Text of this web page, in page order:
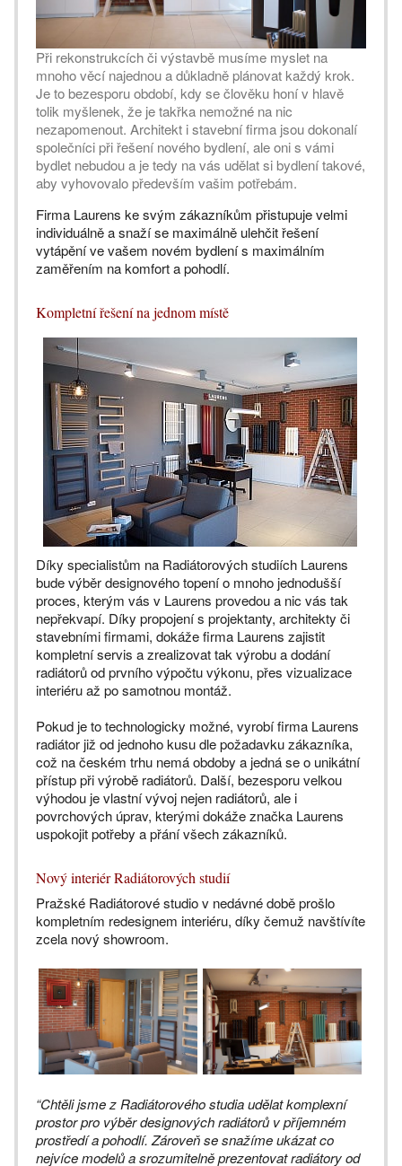
Při rekonstrukcích či výstavbě musíme myslet na
mnoho věcí najednou a důkladně plánovat každý krok.
Je to bezesporu období, kdy se člověku honí v hlavě
tolik myšlenek, že je takřka nemožné na nic
nezapomenout. Architekt i stavební firma jsou dokonalí
společníci při řešení nového bydlení, ale oni s vámi
bydlet nebudou a je tedy na vás udělat si bydlení takové,
aby vyhovovalo především vašim potřebám.
Firma Laurens ke svým zákazníkům přistupuje velmi
individuálně a snaží se maximálně ulehčit řešení
vytápění ve vašem novém bydlení s maximálním
zaměřením na komfort a pohodlí.
Kompletní řešení na jednom místě
Díky specialistům na Radiátorových studiích Laurens
bude výběr designového topení o mnoho jednodušší
proces, kterým vás v Laurens provedou a nic vás tak
nepřekvapí. Díky propojení s projektanty, architekty či
stavebními firmami, dokáže firma Laurens zajistit
kompletní servis a zrealizovat tak výrobu a dodání
radiátorů od prvního výpočtu výkonu, přes vizualizace
interiéru až po samotnou montáž.
Pokud je to technologicky možné, vyrobí firma Laurens
radiátor již od jednoho kusu dle požadavku zákazníka,
což na českém trhu nemá obdoby a jedná se o unikátní
přístup při výrobě radiátorů. Další, bezesporu velkou
výhodou je vlastní vývoj nejen radiátorů, ale i
povrchových úprav, kterými dokáže značka Laurens
uspokojit potřeby a přání všech zákazníků.
Nový interiér Radiátorových studií
Pražské Radiátorové studio v nedávné době prošlo
kompletním redesignem interiéru, díky čemuž navštívíte
zcela nový showroom.
“Chtěli jsme z Radiátorového studia udělat komplexní
prostor pro výběr designových radiátorů v příjemném
prostředí a pohodlí. Zároveň se snažíme ukázat co
nejvíce modelů a srozumitelně prezentovat radiátory od